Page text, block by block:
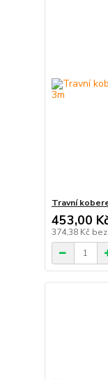
Travní
453,00
374,38 Kč